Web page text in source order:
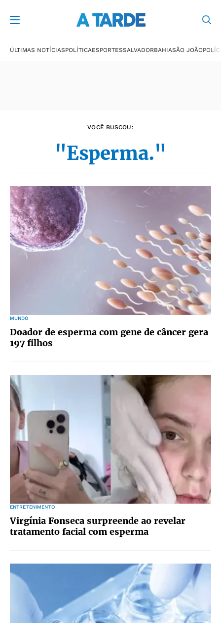
ÚLTIMAS NOTÍCIASPOLÍTICAESPORTESSALVADORBAHIASÃO JOÃO
VOCÊ BUSCOU:
"Esperma."
MUNDO
Doador de esperma com gene de câncer gera
197 filhos
ENTRETENIMENTO
Virgínia Fonseca surpreende ao revelar
tratamento facial com esperma